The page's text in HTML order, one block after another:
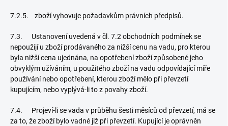
7.2.5. zboží vyhovuje požadavkům právních předpisů.
7.3. Ustanovení uvedená v čl. 7.2 obchodních podmínek se
nepoužijí u zboží prodávaného za nižší cenu na vadu, pro kterou
byla nižší cena ujednána, na opotřebení zboží způsobené jeho
obvyklým užíváním, u použitého zboží na vadu odpovídající míře
používání nebo opotřebení, kterou zboží mělo při převzetí
kupujícím, nebo vyplývá-li to z povahy zboží.
7.4. Projeví-li se vada v průběhu šesti měsíců od převzetí, má se
za to, že zboží bylo vadné již při převzetí. Kupující je oprávněn